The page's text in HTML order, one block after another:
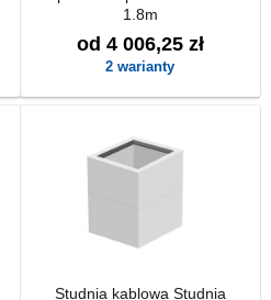
1.8m
od 4 006,25 zł
2 warianty
Studnia kablowa Studnia